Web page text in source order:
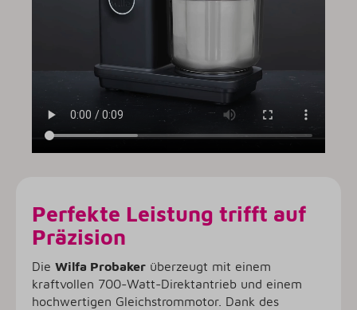
Perfekte Leistung trifft auf
Präzision
Die Wilfa Probaker überzeugt mit einem
kraftvollen 700-Watt-Direktantrieb und einem
hochwertigen Gleichstrommotor. Dank des